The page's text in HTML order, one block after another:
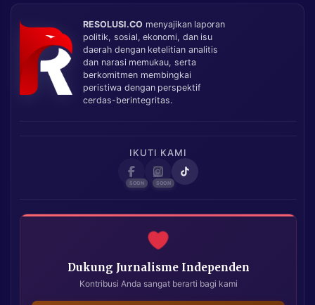
RESOLUSI.CO menyajikan laporan
politik, sosial, ekonomi, dan isu
daerah dengan ketelitian analitis
dan narasi memukau, serta
berkomitmen membingkai
peristiwa dengan perspektif
cerdas-berintegritas.
IKUTI KAMI
Dukung Jurnalisme Independen
Kontribusi Anda sangat berarti bagi kami